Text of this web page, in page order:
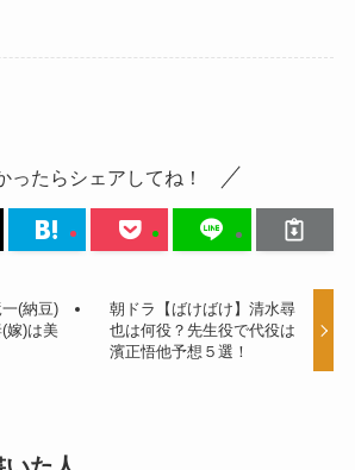
ったらシェアしてね！
一(納豆)
嫁)は美
朝ドラ【ばけばけ】清水尋
也は何役？先生役で代役は
濱正悟他予想５選！